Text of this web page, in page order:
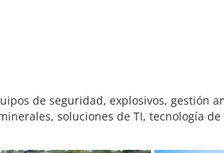
de seguridad, explosivos,
soluciones de TI, tecnología